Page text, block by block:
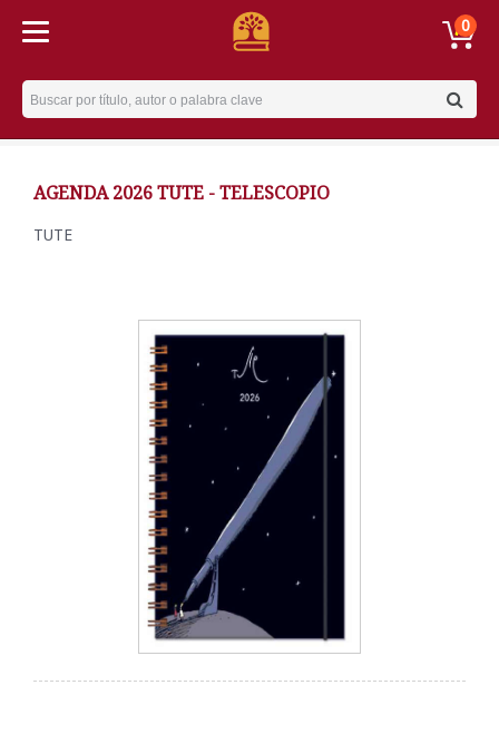
0
Username
AGENDA 2026 TUTE - TELESCOPIO
TUTE